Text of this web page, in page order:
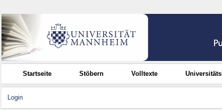
Startseite Stöbern Volltexte
Login